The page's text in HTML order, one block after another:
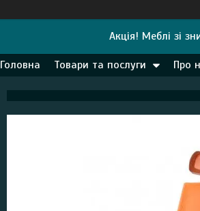
Акція! Меблі зі
Головна Товари та послуги Про